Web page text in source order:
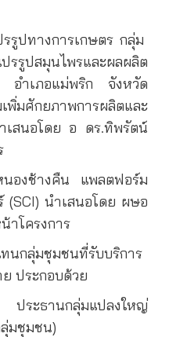
รูปทางการเกษตร กลุ่ม
รรูปสมุนไพรและผลผลิต
อำเภอแม่พริก จังหวัด
พิ่มศักยภาพการผลิตและ
เสนอโดย อ ดร.ทิพรัตน์
องช้างคืน แพลตฟอร์ม
(SCI) นำเสนอโดย ผษอ
โครงการ
นกลุ่มชุมชนที่รับบริการ
ย ประกอบด้วย
ะธานกลุ่มแปลงใหญ่
มชุมชน)